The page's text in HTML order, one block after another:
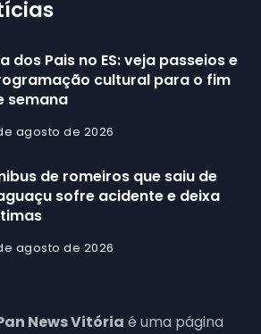
dos Pais no ES: veja passeios e
cultural para o fim
semana
agosto de 2026
de romeiros que saiu de
sofre acidente e deixa
agosto de 2026
News Vitória é uma página